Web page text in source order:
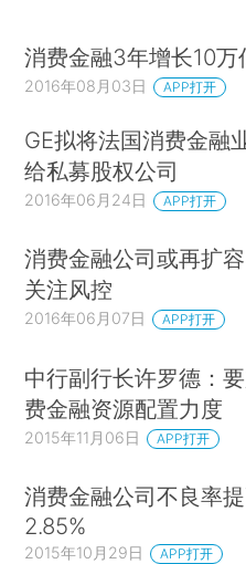
消费金融3年增长10万
2016年08月03日 APP打开
GE拟将法国消费金融
给私募股权公司
2016年06月24日 APP打开
消费金融公司或再扩
关注风控
2016年06月07日 APP打开
中行副行长许罗德：
费金融资源配置力度
2015年11月06日 APP打开
消费金融公司不良率
2.85%
2015年10月29日 APP打开